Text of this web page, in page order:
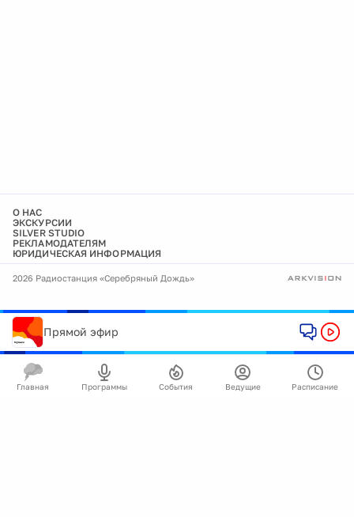
О НАС
ЭКСКУРСИИ
SILVER STUDIO
РЕКЛАМОДАТЕЛЯМ
ЮРИДИЧЕСКАЯ ИНФОРМАЦИЯ
2026 Радиостанция «Серебряный Дождь»
Прямой эфир
Главная Программы События Ведущие Расписание